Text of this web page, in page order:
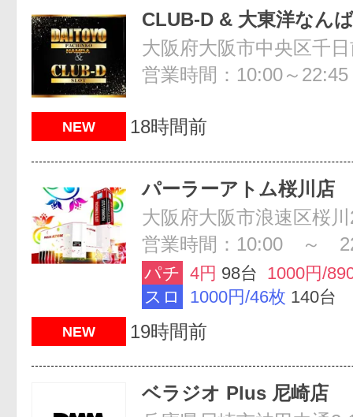
CLUB-D & 大東洋なん
営業時間：10:00～22:45
NEW 18時間前
パーラーアトム桜川店
大阪府大阪市浪速区桜
営業時間：10:00 ～
パチ 4円 98台 1000円/
スロ
1000円/46枚 140台
NEW 19時間前
ベラジオ Plus 尼崎店